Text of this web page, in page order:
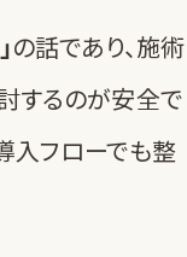
の話であり、施術
するのが安全で
入フローでも整